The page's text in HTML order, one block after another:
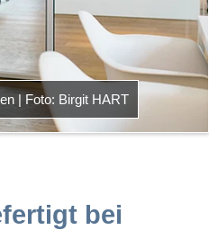
| Foto: Birgit HART
bei